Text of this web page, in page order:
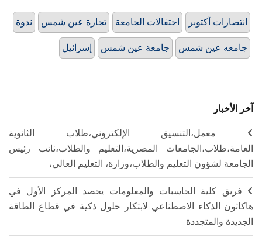
ندوة تجارة عين شمس احتفالات الجامعة انتصارات أكتوبر
إسرائيل جامعة عين شمس جامعه عين شمس
آخر الأخبار
معمل،التنسيق الإلكتروني،طلاب الثانوية
العامة،طلاب،الجامعات المصرية،التعليم والطلاب،نائب رئيس
الجامعة لشؤون التعليم والطلاب،وزارة، التعليم العالي،
فريق كلية الحاسبات والمعلومات يحصد المركز الأول في
هاكاثون الذكاء الاصطناعي لابتكار حلول ذكية في قطاع الطاقة
الجديدة والمتجددة